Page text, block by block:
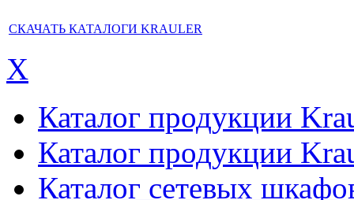
СКАЧАТЬ КАТАЛОГИ KRAULER
X
Каталог продукции
Каталог продукции
Каталог сетевых